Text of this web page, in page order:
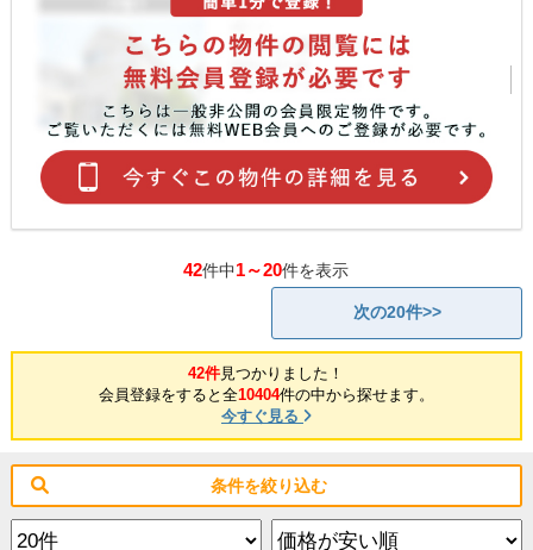
42件中1～20件を表示
次の20件>>
42件見つかりました！
会員登録をすると全10404件の中から探せます。
今すぐ見る
条件を絞り込む